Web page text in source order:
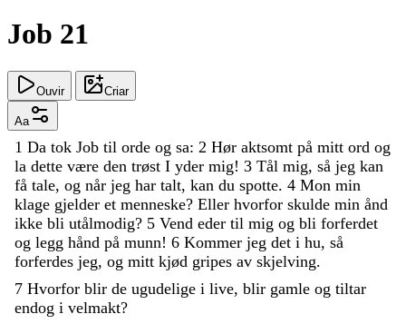
Job 21
Ouvir Criar
Aa
1 Da tok Job til orde og sa: 2 Hør aktsomt på mitt ord og
la dette være den trøst I yder mig! 3 Tål mig, så jeg kan
få tale, og når jeg har talt, kan du spotte. 4 Mon min
klage gjelder et menneske? Eller hvorfor skulde min ånd
ikke bli utålmodig? 5 Vend eder til mig og bli forferdet
og legg hånd på munn! 6 Kommer jeg det i hu, så
forferdes jeg, og mitt kjød gripes av skjelving.
7 Hvorfor blir de ugudelige i live, blir gamle og tiltar
endog i velmakt?